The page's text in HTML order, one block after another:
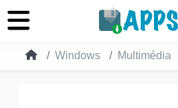
Windows Multimédia